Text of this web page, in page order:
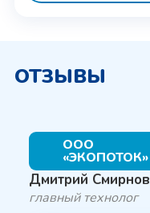
ОТЗЫВЫ
ООО
«ЭКОПОТОК»
Дмитрий Смирнов
главный технолог